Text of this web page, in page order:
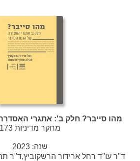
מהו סייבר? חלק ב': אתגרי
מחקר מדיניות 173
שנה: 2023
ד"ר עו"ד רחל ארידור הרשקוביץ,ד"ר